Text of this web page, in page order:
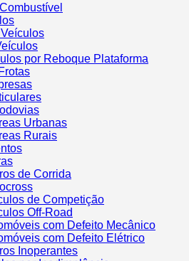
por Reboque Plataforma
Urbanas
Rurais
de Corrida
de Competição
Off-Road
com Defeito Mecânico
com Defeito Elétrico
Inoperantes